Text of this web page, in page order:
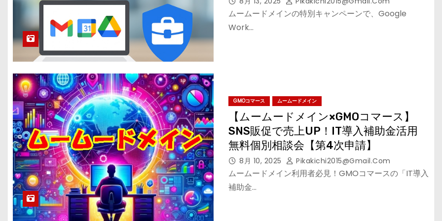
ムームードメインの特別キャンペーンで、Google
Work…
GMOコマース ムームードメイン
【ムームードメイン×GMOコマース】
SNS販促で売上UP！IT導入補助金活用
無料個別相談会【第4次申請】
8月 10, 2025 Pikakichi2015@gmail.com
ムームードメイン利用者必見！GMOコマースの「IT導入
補助金…